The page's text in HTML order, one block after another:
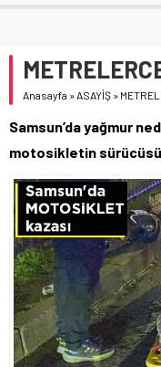
Anasayfa »ASAYİŞ »
Samsun’da yağmur
motosikletin sürücüsü